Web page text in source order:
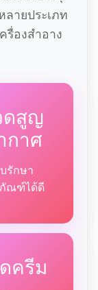
ายประเภท
รื่องสำอาง
ดสูญ
กาศ
รักษา
ณฑ์ได้ดี
ครีม